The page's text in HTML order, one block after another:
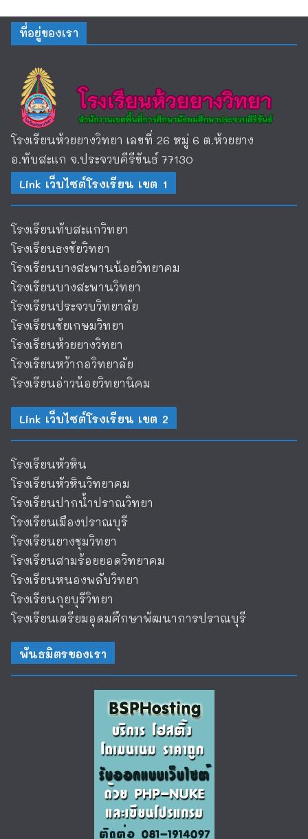
ที่อยู่ของเรา
โรงเรียนห้วยยางวิทยา เลขที่ 26 หมู่ 6 ต.ห้วยยาง
อ.ทับสะแก จ.ประจวบคีรีขันธ์ 77130
Link เว็บไซต์โรงเรียน เขต 1
โรงเรียนทับสะแกวิทยา
โรงเรียนธงชัยวิทยา
โรงเรียนบางสะพานน้อยวิทยาคม
โรงเรียนบางสะพานวิทยา
โรงเรียนประจวบวิทยาลัย
โรงเรียนชัยเกษมวิทยา
โรงเรียนห้วยยางวิทยา
โรงเรียนหว้ากอวิทยาลัย
โรงเรียนอ่าวน้อยวิทยานิคม
Link เว็บไซต์โรงเรียน เขต 2
โรงเรียนหัวหิน
โรงเรียนหัวหินวิทยาคม
โรงเรียนปากน้ำปราณวิทยา
โรงเรียนเมืองปราณบุรี
โรงเรียนยางชุมวิทยา
โรงเรียนสามร้อยยอดวิทยาคม
โรงเรียนหนองพลับวิทยา
โรงเรียนกุยบุรีวิทยา
โรงเรียนเตรียมอุดมศึกษาพัฒนาการปราณบุรี
พันธมิตรของเรา